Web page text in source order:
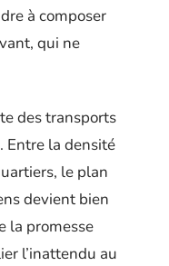
à composer
qui ne
des transports
Entre la densité
le plan
devient bien
la promesse
l’inattendu au